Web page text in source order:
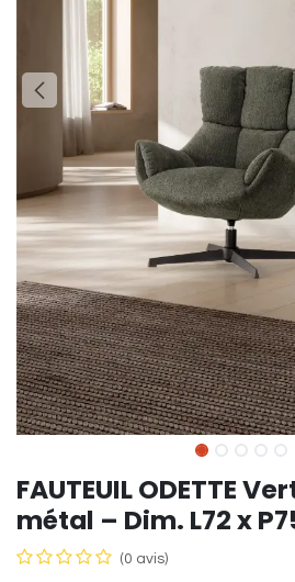
FAUTEUIL ODETTE
métal – Dim. L72 x
(0 avis)